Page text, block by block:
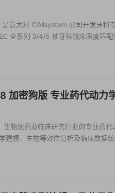
icore 2025
意大利 CIMsystem 公司开发牙科
全系列 3/4/5 轴牙科铣床深度匹配
密狗版 专业药代动力
物医药及临床研究行业的专业药代
建模、生物等效性分析及临床数据统